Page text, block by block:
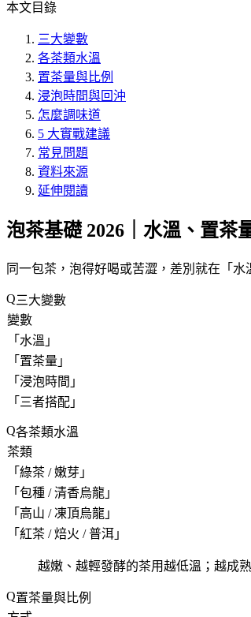
本文目錄
三大變數
各茶類水溫
置茶量與比例
浸泡時間與回沖
怎麼調味道
5 大實戰建議
常見問題
資料來源
延伸閱讀
泡茶基礎 2026｜水溫、置茶
同一包茶，泡得好喝或苦澀，差別就在「 水
三大變數
變數
「 水溫 」
「 置茶量 」
「 浸泡時間 」
「 三者搭配 」
各茶類水溫
茶類
「 綠茶 / 嫩芽 」
「 包種 / 清香烏龍 」
「 高山 / 凍頂烏龍 」
「 紅茶 / 焙火 / 普洱 」
越嫩、越輕發酵的茶用越低溫；越成
置茶量與比例